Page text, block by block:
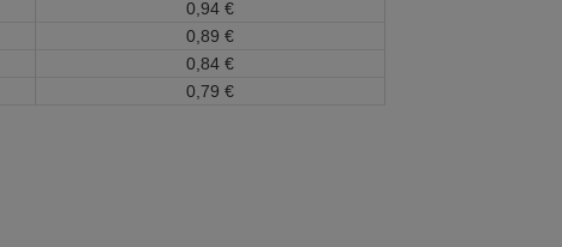
0, 94 €
0, 89 €
0, 84 €
0, 79 €